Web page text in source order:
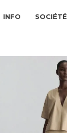
INFO SOCIÉTÉ